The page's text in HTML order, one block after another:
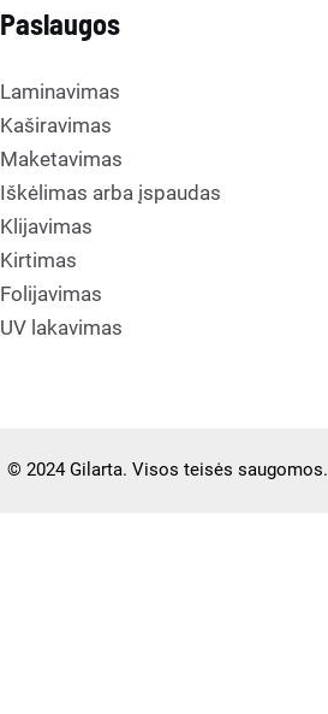
Paslaugos
Laminavimas
Kaširavimas
Maketavimas
Iškėlimas arba įspaudas
Klijavimas
Kirtimas
Folijavimas
UV lakavimas
© 2024 Gilarta. Visos teisės saugomos.